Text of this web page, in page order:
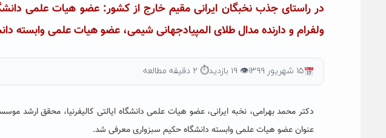
در راستای جذب نخبگان ایرانی مقیم خارج از کشور: عضو هیات علمی
ولفرام و دارنده مدال طلای المپیادجهانی شیمی، عضو هیات علمی وابسته
۱۵ شهریور ۱۳۹۹ 👁 ۱۹ بازدید ⏱ ۲ دقیقه مطالعه
دکتر محمد بهرامی، نخبه ایرانی، عضو هیات علمی دانشگاه ایالتی کالیفرنیا، محقق ارشد
عنوان عضو هیات علمی وابسته دانشگاه حکیم سبزواری معرفی شد.